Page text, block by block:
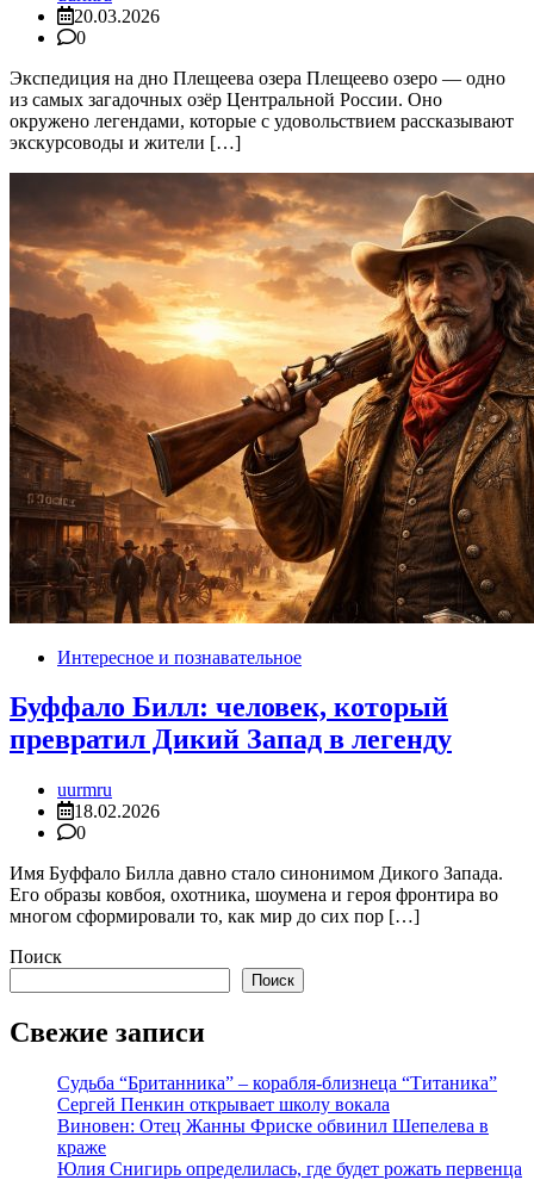
20.03.2026
0
Экспедиция на дно Плещеева озера Плещеево озеро — одно
из самых загадочных озёр Центральной России. Оно
окружено легендами, которые с удовольствием рассказывают
экскурсоводы и жители […]
Интересное и познавательное
Буффало Билл: человек, который
превратил Дикий Запад в легенду
uurmru
18.02.2026
0
Имя Буффало Билла давно стало синонимом Дикого Запада.
Его образы ковбоя, охотника, шоумена и героя фронтира во
многом сформировали то, как мир до сих пор […]
Поиск
Поиск
Свежие записи
Судьба “Британника” – корабля-близнеца “Титаника”
Сергей Пенкин открывает школу вокала
Виновен: Отец Жанны Фриске обвинил Шепелева в
краже
Юлия Снигирь определилась, где будет рожать первенца